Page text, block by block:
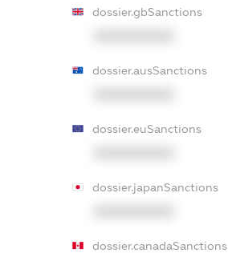
dossier.gbSanctions
dossier.ausSanctions
dossier.euSanctions
dossier.japanSanctions
dossier.canadaSanctions